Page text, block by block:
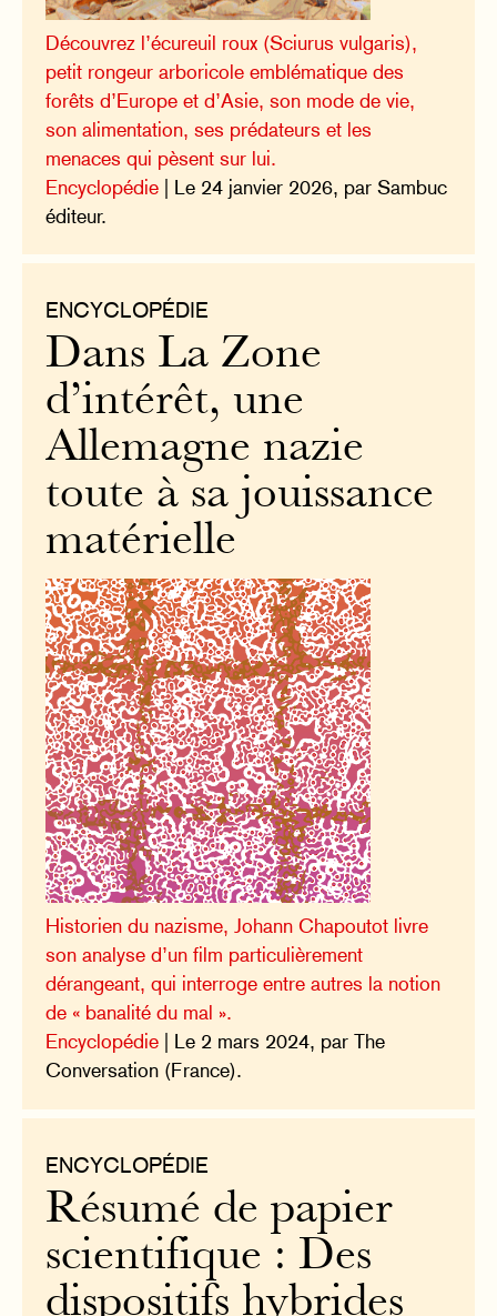
Découvrez l’écureuil roux (Sciurus vulgaris),
petit rongeur arboricole emblématique des
forêts d’Europe et d’Asie, son mode de vie,
son alimentation, ses prédateurs et les
menaces qui pèsent sur lui.
Encyclopédie | Le 24 janvier 2026, par Sambuc
éditeur.
ENCYCLOPÉDIE
Dans La Zone
d’intérêt, une
Allemagne nazie
toute à sa jouissance
matérielle
Historien du nazisme, Johann Chapoutot livre
son analyse d’un film particulièrement
dérangeant, qui interroge entre autres la notion
de « banalité du mal ».
Encyclopédie | Le 2 mars 2024, par The
Conversation (France).
ENCYCLOPÉDIE
Résumé de papier
scientifique : Des
dispositifs hybrides